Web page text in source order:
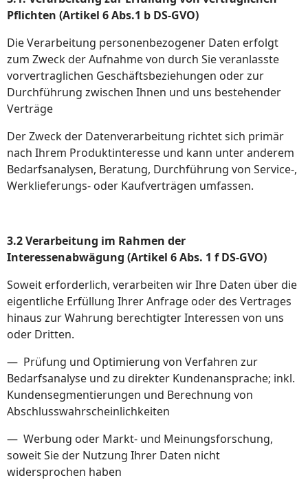
Pflichten (Artikel 6 Abs.1 b DS-GVO)
Die Verarbeitung personenbezogener Daten erfolgt
zum Zweck der Aufnahme von durch Sie veranlasste
vorvertraglichen Geschäftsbeziehungen oder zur
Durchführung zwischen Ihnen und uns bestehender
Verträge
Der Zweck der Datenverarbeitung richtet sich primär
nach Ihrem Produktinteresse und kann unter anderem
Bedarfsanalysen, Beratung, Durchführung von Service-,
Werklieferungs- oder Kaufverträgen umfassen.
3.2 Verarbeitung im Rahmen der
Interessenabwägung (Artikel 6 Abs. 1 f DS-GVO)
Soweit erforderlich, verarbeiten wir Ihre Daten über die
eigentliche Erfüllung Ihrer Anfrage oder des Vertrages
hinaus zur Wahrung berechtigter Interessen von uns
oder Dritten.
— Prüfung und Optimierung von Verfahren zur
Bedarfsanalyse und zu direkter Kundenansprache; inkl.
Kundensegmentierungen und Berechnung von
Abschlusswahrscheinlichkeiten
— Werbung oder Markt- und Meinungsforschung,
soweit Sie der Nutzung Ihrer Daten nicht
widersprochen haben